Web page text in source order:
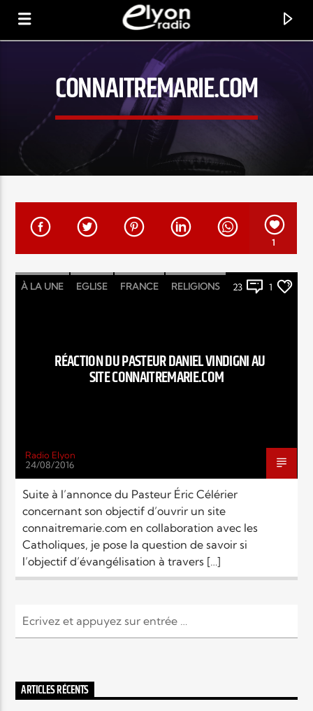
RADIO ELYON
POSITIVE ET ENCOURAGEANTE !
Radio Elyon
Elyon Rhema
CONNAITREMARIE.COM
1
À LA UNE EGLISE FRANCE RELIGIONS 23 1
RÉACTION DU PASTEUR DANIEL VINDIGNI AU
SITE CONNAITREMARIE.COM
Radio Elyon
24/08/2016
Suite à l’annonce du Pasteur Éric Célérier
concernant son objectif d’ouvrir un site
connaitremarie.com en collaboration avec les
Catholiques, je pose la question de savoir si
l’objectif d’évangélisation à travers […]
ARTICLES RÉCENTS